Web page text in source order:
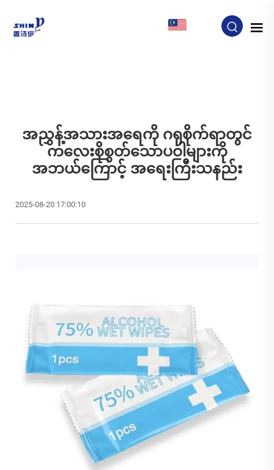
အညွှန့်အသားအရေကို ဂရုစိုက်ရာတွင်
ကလေးစိုစွတ်သောပဝါများကို
အဘယ်ကြောင့် အရေးကြီးသနည်း
2025-08-20 17:00:10